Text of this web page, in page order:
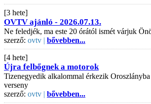
[3 hete]
OVTV ajánló - 2026.07.13.
Ne feledjék, ma este 20 órától ismét várjuk
szerző: ovtv | bővebben...
[4 hete]
Újra felbőgnek a motorok
Tizenegyedik alkalommal érkezik
verseny
szerző: ovtv | bővebben...